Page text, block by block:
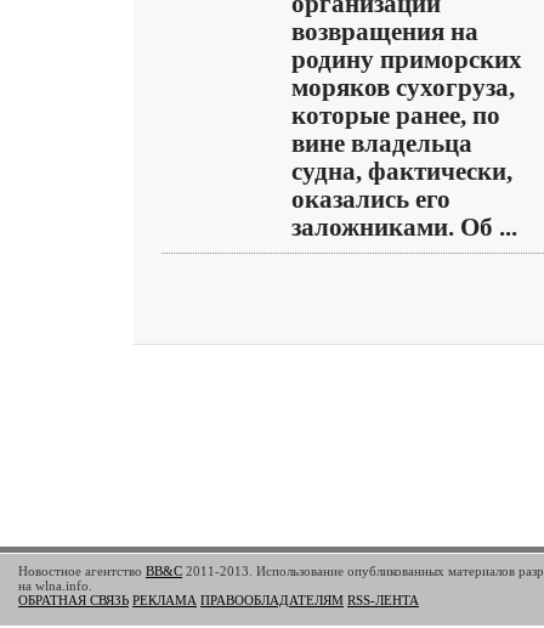
возвращения на
родину приморских
моряков сухогруза,
которые ранее, по
вине владельца
судна, фактически,
оказались его
заложниками. Об ...
Новостное агентство BB&C 2011-2013. Использование опубликованных материалов
на wlna.info.
ОБРАТНАЯ СВЯЗЬ РЕКЛАМА ПРАВООБЛАДАТЕЛЯМ RSS-ЛЕНТА